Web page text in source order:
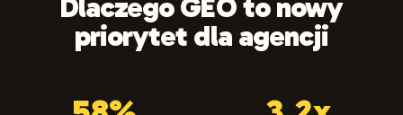
Dlaczego GEO to nowy
priorytet dla agencji